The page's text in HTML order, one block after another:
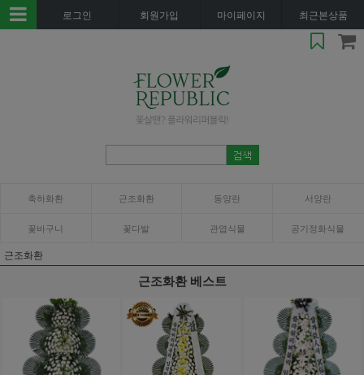
로그인 회원가입 마이페이지 최근본상품
축하화환 근조화환 동양란 서양란
꽃바구니 꽃다발 관엽식물 공기정화식물
근조화환
근조화환 베스트